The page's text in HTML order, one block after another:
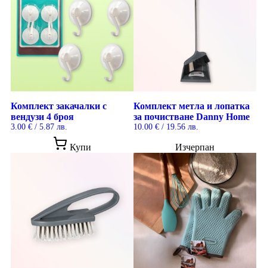
Комплект закачалки с
вендузи 4 броя
3.00 € / 5.87 лв.
Купи
Комплект метла и лопатка
за почистване Danny Home
10.00 € / 19.56 лв.
Изчерпан